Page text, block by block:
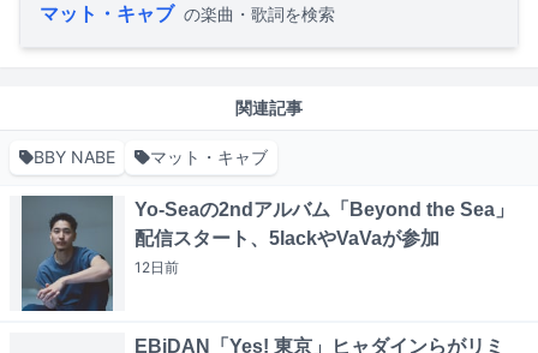
マット・キャブ の楽曲・歌詞を検索
関連記事
BBY NABE マット・キャブ
Yo-Seaの2ndアルバム「Beyond the Sea」
配信スタート、5lackやVaVaが参加
12日前
EBiDAN「Yes! 東京」ヒャダインらがリミ